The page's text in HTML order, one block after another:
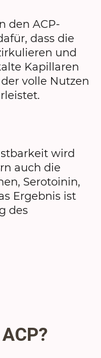
den ACP-
dass die
und
Kapillaren
volle Nutzen
wird
auch die
Serotoinin,
Ergebnis ist
des